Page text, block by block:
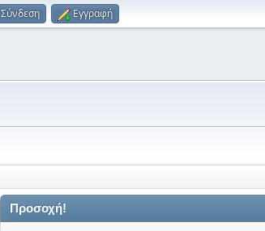
Σύνδεση Εγγραφή
Προσοχή!